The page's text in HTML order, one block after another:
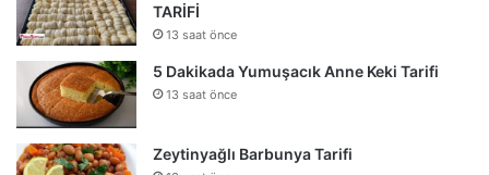
TARİFİ
13 saat önce
5 Dakikada Yumuşacık Anne Keki Tarifi
13 saat önce
Zeytinyağlı Barbunya Tarifi